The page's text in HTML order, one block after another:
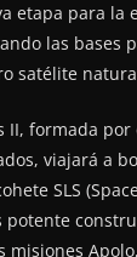
etapa para la
las bases
satélite
II, formada por
viajará a
SLS
potente
misiones